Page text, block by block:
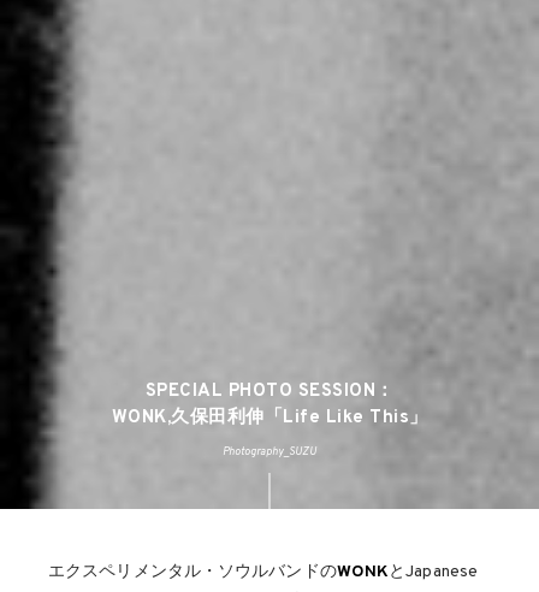
SPECIAL PHOTO SESSION：
WONK,久保田利伸「Life Like This」
Photography_SUZU
エクスペリメンタル・ソウルバンドのWONKとJapanese